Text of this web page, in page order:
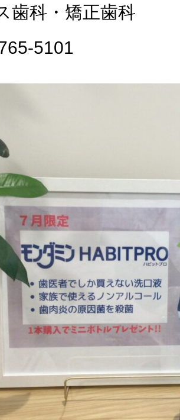
歯科・矯正歯科
5101